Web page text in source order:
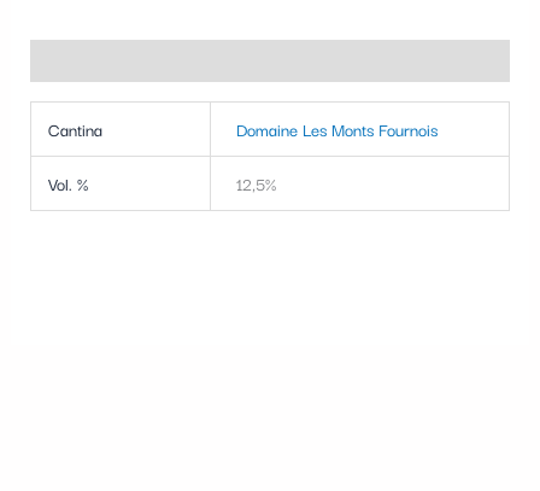
Cantina Domaine Les Monts Fournois
Vol. % 12,5%